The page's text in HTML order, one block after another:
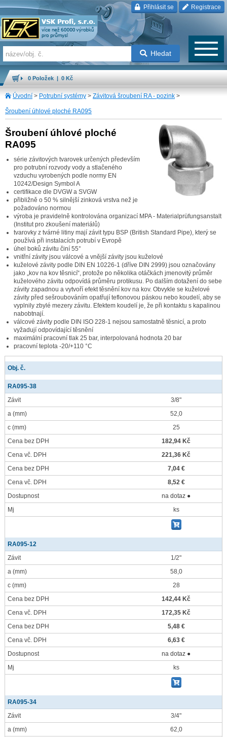
Přihlásit se Registrace
Hledat
0 Položek | 0 Kč
Úvodní > Potrubní systémy > Závitová šroubení RA - pozink >
Šroubení úhlové ploché RA095
Šroubení úhlové ploché
RA095
série závitových tvarovek určených především
pro potrubní rozvody vody a stlačeného
vzduchu vyrobených podle normy EN
10242/Design Symbol A
certifikace dle DVGW a SVGW
přibližně o 50 % silnější zinková vrstva než je
požadováno normou
výroba je pravidelně kontrolována organizací MPA - Materialprüfungsanstalt
(Institut pro zkoušení materiálů)
tvarovky z tvárné litiny mají závit typu BSP (British Standard Pipe), který se
používá při instalacích potrubí v Evropě
úhel boků závitu činí 55°
vnitřní závity jsou válcové a vnější závity jsou kuželové
kuželové závity podle DIN EN 10226-1 (dříve DIN 2999) jsou označovány
jako „kov na kov těsnicí“, protože po několika otáčkách jmenovitý průměr
kuželového závitu odpovídá průměru protikusu. Po dalším dotažení do sebe
závity zapadnou a vytvoří efekt těsnění kov na kov. Obvykle se kuželové
závity před sešroubováním opatřují teflonovou páskou nebo koudelí, aby se
vyplnily zbylé mezery závitu. Efektem koudelí je, že při kontaktu s kapalinou
nabobtnají.
válcové závity podle DIN ISO 228-1 nejsou samostatně těsnicí, a proto
vyžadují odpovídající těsnění
maximální pracovní tlak 25 bar, interpolovaná hodnota 20 bar
pracovní teplota -20/+110 °C
Obj. č.
RA095-38
Závit
3/8"
a (mm)
52,0
c (mm)
25
Cena bez DPH
182,94 Kč
Cena vč. DPH
221,36 Kč
Cena bez DPH
7,04 €
Cena vč. DPH
8,52 €
Dostupnost
na dotaz ●
Mj
ks
RA095-12
Závit
1/2"
a (mm)
58,0
c (mm)
28
Cena bez DPH
142,44 Kč
Cena vč. DPH
172,35 Kč
Cena bez DPH
5,48 €
Cena vč. DPH
6,63 €
Dostupnost
na dotaz ●
Mj
ks
RA095-34
Závit
3/4"
a (mm)
62,0